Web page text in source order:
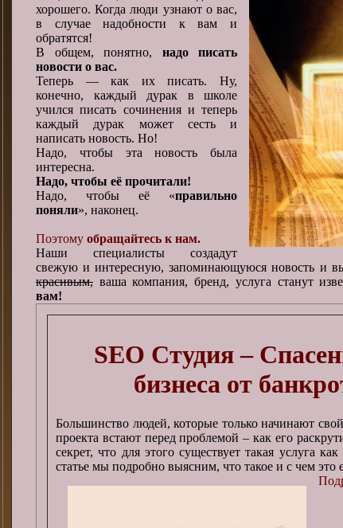
хорошего. Когда люди узнают о вас,
в случае надобности к вам и
обратятся!
В общем, понятно, надо писать
новости о вас.
Теперь — как их писать. Ну,
конечно, каждый дурак в школе
учился писать сочинения и теперь
каждый дурак может сесть и
написать новость. Но!
Надо, чтобы эта новость была
интересна.
Надо, чтобы её прочитали!
Надо, чтобы её «правильно
поняли», наконец.
Поэтому обращайтесь к нам.
Наши специалисты создадут
свежую и интересную, запоминающуюся новость и
красивым, ваша компания, бренд, услуга станут
вам!
SEO Студия –
бизнеса от
Большинство людей, которые только начинают
проекта встают перед проблемой – как его
секрет, что для этого существует такая услуга
статье мы подробно выясним, что такое и с чем это